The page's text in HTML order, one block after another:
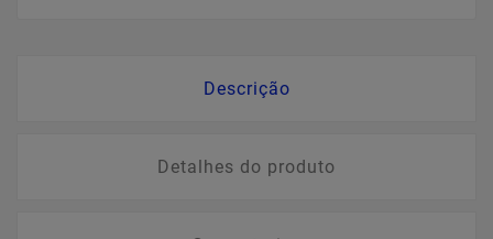
Descrição
Detalhes do produto